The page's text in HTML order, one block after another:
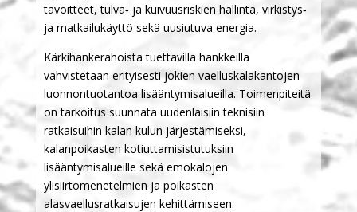
tavoitteet, tulva‐ ja kuivuusriskien hallinta, virkistys‐
ja matkailukäyttö sekä uusiutuva energia.
Kärkihankerahoista tuettavilla hankkeilla
vahvistetaan erityisesti jokien vaelluskalakantojen
luonnontuotantoa lisääntymisalueilla. Toimenpiteitä
on tarkoitus suunnata uudenlaisiin teknisiin
ratkaisuihin kalan kulun järjestämiseksi,
kalanpoikasten kotiuttamisistutuksiin
lisääntymisalueille sekä emokalojen
ylisiirtomenetelmien ja poikasten
alasvaellusratkaisujen kehittämiseen.